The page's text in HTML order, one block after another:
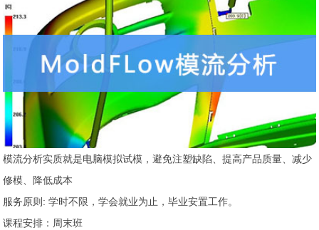
模流分析实质就是电脑模拟试模，避免注塑缺陷、提高产品质量、减少
修模、降低成本
服务原则: 学时不限，学会就业为止，毕业安置工作。
课程安排：周末班